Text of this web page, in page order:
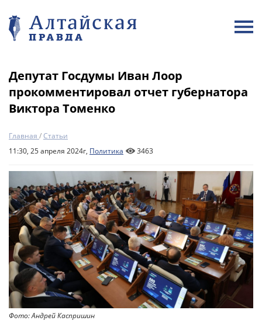
Депутат Госдумы Иван Лоор
прокомментировал отчет губернатора
Виктора Томенко
Главная /Статьи
11:30, 25 апреля 2024г, Политика 3463
Фото: Андрей Каспришин